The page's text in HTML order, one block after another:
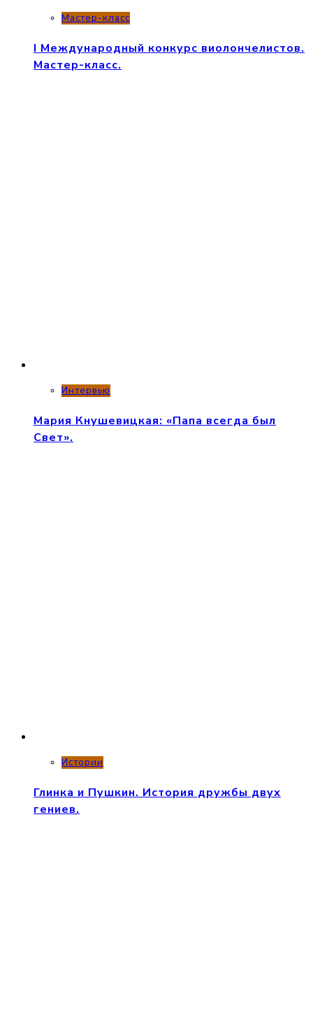
Мастер-класс
I Международный конкурс виолончелистов.
Мастер-класс.
Интервью
Мария Кнушевицкая: «Папа всегда был
Свет».
Истории
Глинка и Пушкин. История дружбы двух
гениев.